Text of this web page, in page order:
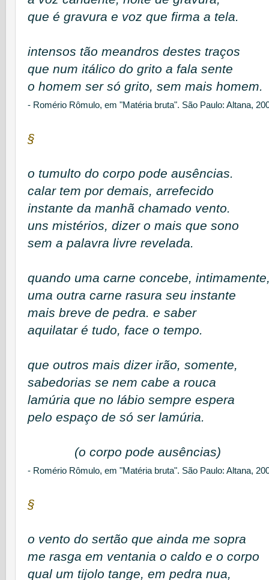
que é gravura e voz que firma a tela.
intensos tão meandros destes traços
que num itálico do grito a fala sente
o homem ser só grito, sem mais homem.
- Romério Rômulo, em "Matéria bruta". São Paulo: Altana,
§
o tumulto do corpo pode ausências.
calar tem por demais, arrefecido
instante da manhã chamado vento.
uns mistérios, dizer o mais que sono
sem a palavra livre revelada.
quando uma carne concebe,
uma outra carne rasura seu instante
mais breve de pedra. e saber
aquilatar é tudo, face o tempo.
que outros mais dizer irão, somente,
sabedorias se nem cabe a rouca
lamúria que no lábio sempre espera
pelo espaço de só ser lamúria.
(o corpo pode ausências)
- Romério Rômulo, em "Matéria bruta". São Paulo: Altana,
§
o vento do sertão que ainda me sopra
me rasga em ventania o caldo e o corpo
qual um tijolo tange, em pedra nua,